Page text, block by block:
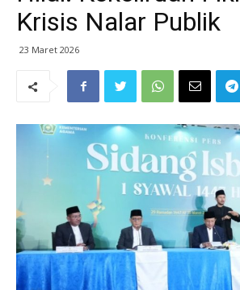
Krisis Nalar Publik
23 Maret 2026